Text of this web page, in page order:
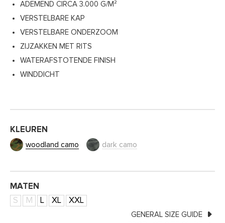
ADEMEND CIRCA 3.000 G/M²
VERSTELBARE KAP
VERSTELBARE ONDERZOOM
ZIJZAKKEN MET RITS
WATERAFSTOTENDE FINISH
WINDDICHT
KLEUREN
woodland camo dark camo
MATEN
S
M L XL XXL
GENERAL SIZE GUIDE